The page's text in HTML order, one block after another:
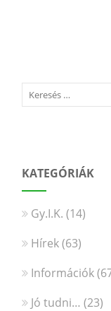
KATEGÓRIÁK
Gy.I.K. (14)
Hírek(63)
Információk
Jó tudni… (23)